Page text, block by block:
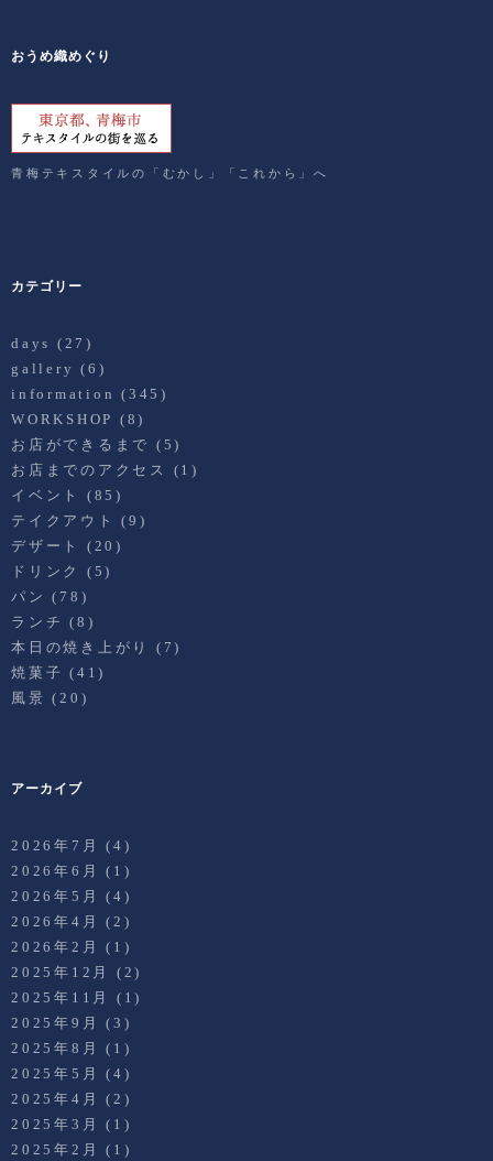
おうめ織めぐり
青梅テキスタイルの「むかし」「これから」へ
カテゴリー
days (27)
gallery (6)
information (345)
WORKSHOP (8)
お店ができるまで (5)
お店までのアクセス
(1)
イベント
(85)
テイクアウト
(9)
デザート
(20)
ドリンク
(5)
パン (78)
ランチ (8)
本日の焼き上がり
(7)
焼菓子 (41)
風景 (20)
アーカイブ
2026年7月
(4)
2026年6月
(1)
2026年5月
(4)
2026年4月
(2)
2026年2月
(1)
2025年12月
(2)
2025年11月
(1)
2025年9月
(3)
2025年8月
(1)
2025年5月
(4)
2025年4月
(2)
2025年3月
(1)
2025年2月
(1)